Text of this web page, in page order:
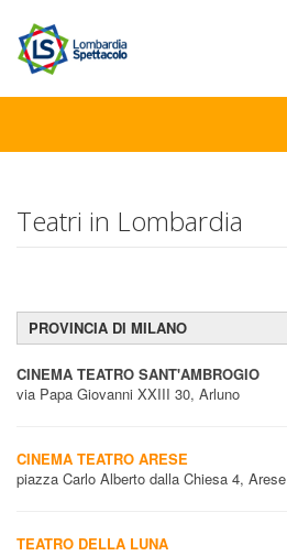
Teatri in Lombardia
PROVINCIA DI MILANO
CINEMA TEATRO SANT'AMBROGIO
via Papa Giovanni XXIII 30, Arluno
CINEMA TEATRO ARESE
piazza Carlo Alberto dalla Chiesa 4, Arese
TEATRO DELLA LUNA